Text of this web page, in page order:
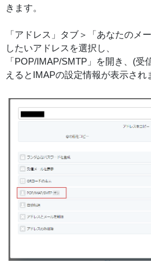
きます。
「アドレス」タブ＞「あなたのメ
したいアドレスを選択し、
「POP/IMAP/SMTP」を開き、(
えるとIMAPの設定情報が表示され